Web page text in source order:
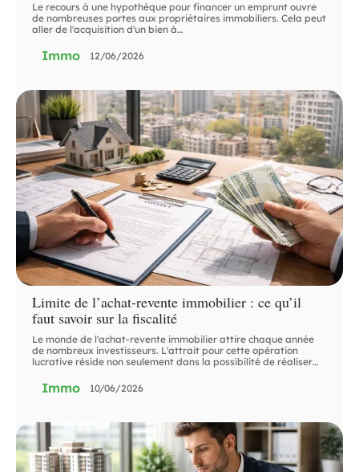
Le recours à une hypothèque pour financer un emprunt ouvre
de nombreuses portes aux propriétaires immobiliers. Cela peut
aller de l'acquisition d'un bien à…
Immo 12/06/2026
Limite de l’achat-revente immobilier : ce qu’il
faut savoir sur la fiscalité
Le monde de l'achat-revente immobilier attire chaque année
de nombreux investisseurs. L'attrait pour cette opération
lucrative réside non seulement dans la possibilité de réaliser…
Immo 10/06/2026